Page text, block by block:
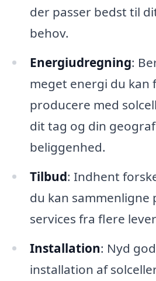
der passer bedst til
behov.
Energiudregning:
meget energi du kan
producere med
dit tag og din
beliggenhed.
Tilbud: Indhent
du kan sammenligne
services fra flere
Installation: Nyd
installation af